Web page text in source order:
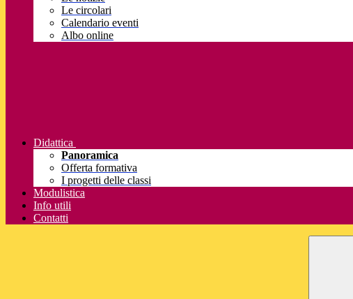
Le circolari
Calendario eventi
Albo online
Didattica
Panoramica
Offerta formativa
I progetti delle classi
Modulistica
Info utili
Contatti